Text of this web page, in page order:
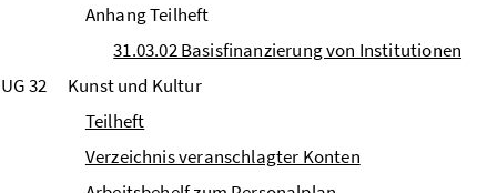
Anhang Teilheft
31.03.02 Basisfinanzierung von Institutionen
UG 32
Kunst und Kultur
Teilheft
Verzeichnis veranschlagter Konten